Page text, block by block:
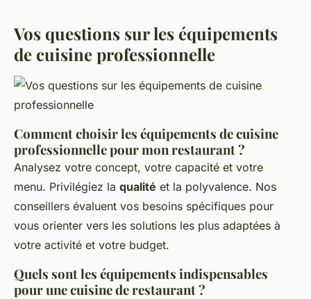
Vos questions sur les équipements
de cuisine professionnelle
Comment choisir les équipements de cuisine
professionnelle pour mon restaurant ?
Analysez votre concept, votre capacité et votre
menu. Privilégiez la qualité et la polyvalence. Nos
conseillers évaluent vos besoins spécifiques pour
vous orienter vers les solutions les plus adaptées à
votre activité et votre budget.
Quels sont les équipements indispensables
pour une cuisine de restaurant ?